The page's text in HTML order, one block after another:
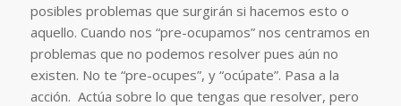
posibles problemas que surgirán si hacemos esto o
aquello. Cuando nos “pre-ocupamos” nos centramos en
problemas que no podemos resolver pues aún no
existen. No te “pre-ocupes”, y “ocúpate”. Pasa a la
acción. Actúa sobre lo que tengas que resolver, pero